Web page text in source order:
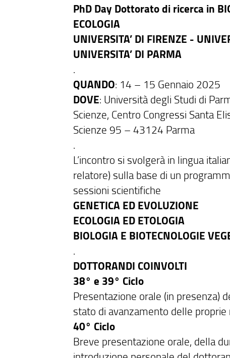
PhD Day Dottorato di ricerca in
ECOLOGIA
UNIVERSITA’ DI FIRENZE -
UNIVERSITA’ DI PARMA
.
QUANDO: 14 – 15 Gennaio 2025
DOVE: Università degli Studi di
Scienze, Centro Congressi Santa
Scienze 95 – 43124 Parma
.
L’incontro si svolgerà in lingua
relatore) sulla base di un
sessioni scientifiche
GENETICA ED EVOLUZIONE
ECOLOGIA ED ETOLOGIA
BIOLOGIA E BIOTECNOLOGIE
.
DOTTORANDI COINVOLTI
38° e 39° Ciclo
Presentazione orale (in presenza)
stato di avanzamento delle proprie
40° Ciclo
Breve presentazione orale, della